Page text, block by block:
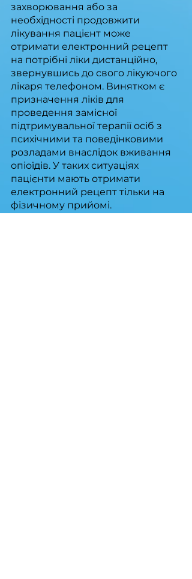
захворювання або за
необхідності продовжити
лікування пацієнт може
отримати електронний рецепт
на потрібні ліки дистанційно,
звернувшись до свого лікуючого
лікаря телефоном. Винятком є
призначення ліків для
проведення замісної
підтримувальної терапії осіб з
психічними та поведінковими
розладами внаслідок вживання
опіоїдів. У таких ситуаціях
пацієнти мають отримати
електронний рецепт тільки на
фізичному прийомі.